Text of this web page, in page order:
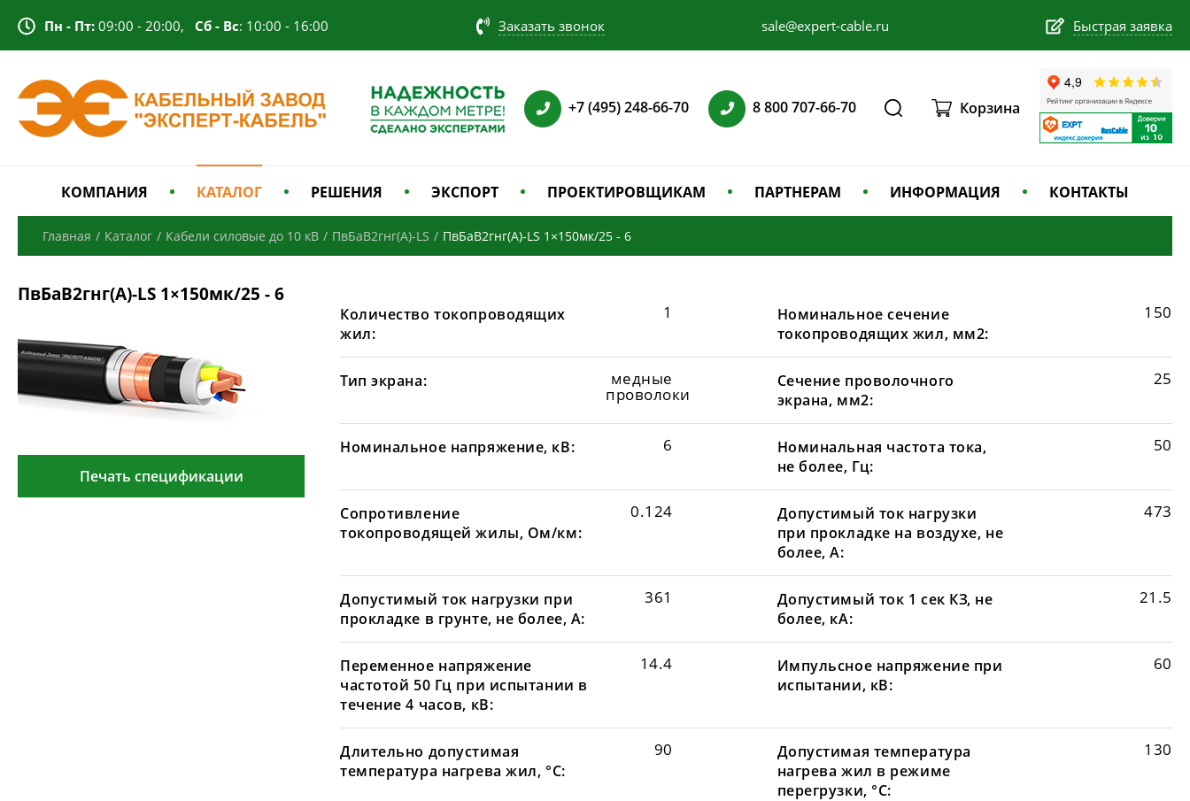
Пн - Пт: 09:00 - 20:00, Сб - Вс: 10:00 - 16:00 Заказать звонок sale@expert-cable.ru Быстрая заявка
+7 (495) 248-66-70 8 800 707-66-70 Корзина
КОМПАНИЯ КАТАЛОГ РЕШЕНИЯ ЭКСПОРТ ПРОЕКТИРОВЩИКАМ ПАРТНЕРАМ ИНФОРМАЦИЯ КОНТАКТЫ
Главная / Каталог / Кабели силовые до 10 кВ / ПвБаВ2гнг(А)-LS / ПвБаВ2гнг(А)-LS 1×150мк/25 - 6
ПвБаВ2гнг(А)-LS 1×150мк/25 - 6
Печать спецификации
Количество токопроводящих
жил:
1
Номинальное сечение
токопроводящих жил, мм2:
150
Тип экрана: медные
проволоки
Сечение проволочного
экрана, мм2:
25
Номинальное напряжение, кВ: 6
Номинальная частота тока,
не более, Гц:
50
Сопротивление
токопроводящей жилы, Ом/км:
0.124
Допустимый ток нагрузки
при прокладке на воздухе, не
более, А:
473
Допустимый ток нагрузки при
прокладке в грунте, не более, А:
361
Допустимый ток 1 сек КЗ, не
более, кА:
21.5
Переменное напряжение
частотой 50 Гц при испытании в
течение 4 часов, кВ:
14.4
Импульсное напряжение при
испытании, кВ:
60
Длительно допустимая
температура нагрева жил, °С:
90
Допустимая температура
нагрева жил в режиме
перегрузки, °С:
130